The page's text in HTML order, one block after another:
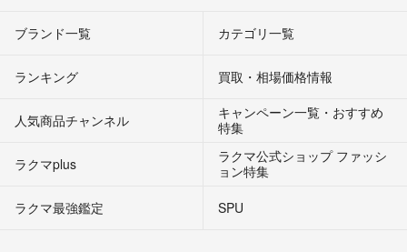
ブランド一覧 カテゴリ一覧
ランキング 買取・相場価格情報
人気商品チャンネル
キャンペーン一覧・おすすめ
特集
ラクマplus
ラクマ公式ショップ ファッシ
ョン特集
ラクマ最強鑑定
SPU